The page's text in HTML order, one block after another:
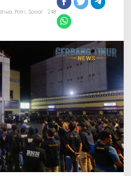
, Polri, Sosial
248